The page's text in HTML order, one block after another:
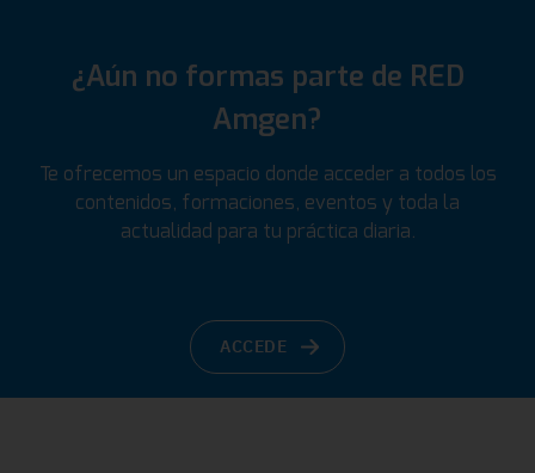
¿Aún no formas parte de RED
Amgen?
Te ofrecemos un espacio donde acceder a todos los
contenidos, formaciones, eventos y toda la
actualidad para tu práctica diaria.
ACCEDE